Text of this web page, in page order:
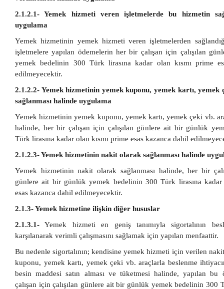
2.1.2.1- Yemek hizmeti veren işletmelerde bu hizmetin
uygulama
Yemek hizmetinin yemek hizmeti veren işletmelerden
işletmelere yapılan ödemelerin her bir çalışan için çalışılan
yemek bedelinin 300 Türk lirasına kadar olan kısmı prime
edilmeyecektir.
2.1.2.2- Yemek hizmetinin yemek kuponu, yemek kartı,
sağlanması halinde uygulama
Yemek hizmetinin yemek kuponu, yemek kartı, yemek çeki vb.
halinde, her bir çalışan için çalışılan günlere ait bir günlük
Türk lirasına kadar olan kısmı prime esas kazanca dahil
2.1.2.3- Yemek hizmetinin nakit olarak sağlanması halinde
Yemek hizmetinin nakit olarak sağlanması halinde, her bir
günlere ait bir günlük yemek bedelinin 300 Türk lirasına kadar
esas kazanca dahil edilmeyecektir.
2.1.3- Yemek hizmetine ilişkin diğer hususlar
2.1.3.1- Yemek hizmeti en geniş tanımıyla sigortalının
karşılanarak verimli çalışmasını sağlamak için yapılan menfaattir.
Bu nedenle sigortalının; kendisine yemek hizmeti için verilen
kuponu, yemek kartı, yemek çeki vb. araçlarla beslenme
besin maddesi satın alması ve tüketmesi halinde, yapılan
çalışan için çalışılan günlere ait bir günlük yemek bedelinin 300